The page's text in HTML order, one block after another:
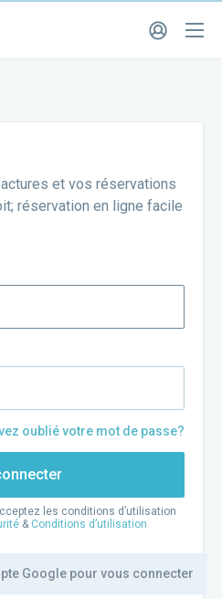
et vos réservations
réservation en ligne facile
oublié votre mot de passe?
les conditions d’utilisation
& Conditions d’utilisation
Google pour vous connecter